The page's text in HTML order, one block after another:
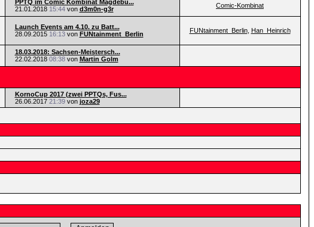
PPTQ im Comic Kombinat Magdebu...
21.01.2018 15:44von d3m0n-g3r Comic-Kombinat
Launch Events am 4.10. zu Batt...
28.09.2015 16:13von FUNtainment_Berlin FUNtainment_Berlin, Han_Heinrich
18.03.2018: Sachsen-Meistersch...
22.02.2018 08:38von Martin Golm
KornoCup 2017 (zwei PPTQs, Fus...
26.06.2017 21:39von joza29